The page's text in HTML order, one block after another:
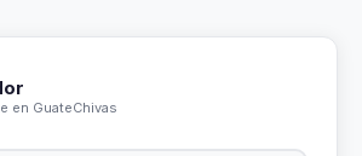
en GuateChivas